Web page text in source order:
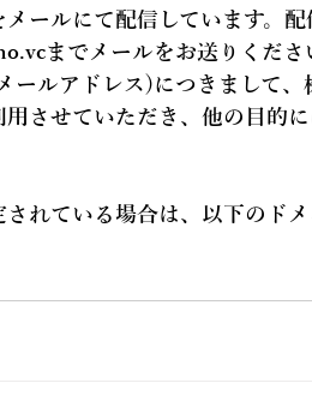
メールにて配信 しています。
までメールをお送りくださ
ルアドレス)につきまして、
させていただき、他の目的に
れている場合は、以下のド